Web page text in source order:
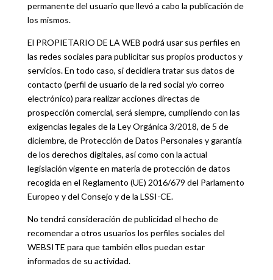
permanente del usuario que llevó a cabo la publicación de
los mismos.
El PROPIETARIO DE LA WEB podrá usar sus perfiles en
las redes sociales para publicitar sus propios productos y
servicios. En todo caso, si decidiera tratar sus datos de
contacto (perfil de usuario de la red social y/o correo
electrónico) para realizar acciones directas de
prospección comercial, será siempre, cumpliendo con las
exigencias legales de la Ley Orgánica 3/2018, de 5 de
diciembre, de Protección de Datos Personales y garantía
de los derechos digitales, así como con la actual
legislación vigente en materia de protección de datos
recogida en el Reglamento (UE) 2016/679 del Parlamento
Europeo y del Consejo y de la LSSI-CE.
No tendrá consideración de publicidad el hecho de
recomendar a otros usuarios los perfiles sociales del
WEBSITE para que también ellos puedan estar
informados de su actividad.